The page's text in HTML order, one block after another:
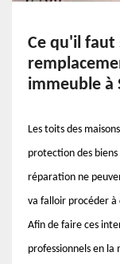
Ce qu'il faut
immeuble à
Les toits des
protection des
réparation ne
va falloir procéder
Afin de faire ces
professionnels en